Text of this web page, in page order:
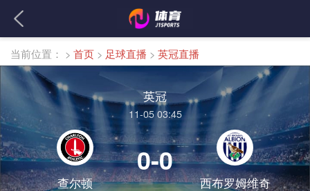
当前位置： > 首页 > 足球直播 > 英冠直播
英冠
11-05 03:45
查尔顿
0-0
西布罗姆维奇